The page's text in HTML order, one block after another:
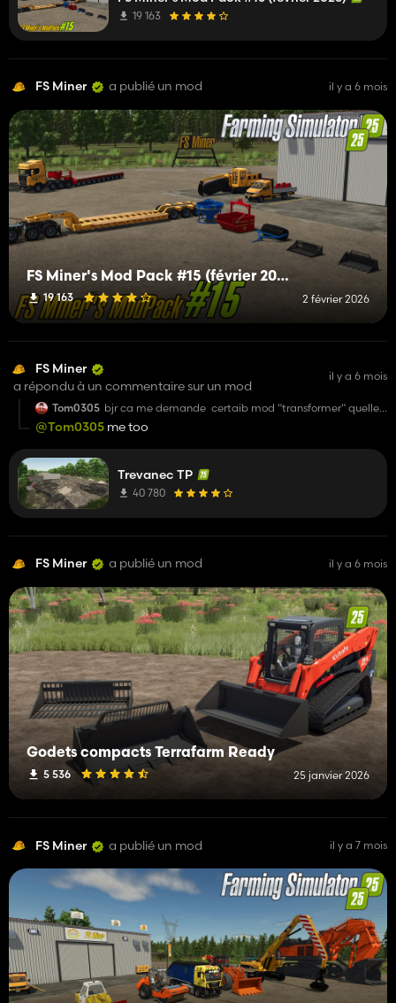
19 163
FS Miner a publié un mod il y a 6 mois
FS Miner's Mod Pack #15 (février 2026)
19 163 2 février 2026
FS Miner
a répondu à un commentaire sur un mod
il y a 6 mois
Tom0305 bjr ca me demande certaib mod "transformer" quelle
est ce mod sv
@Tom0305 me too
Trevanec TP
40 780
FS Miner a publié un mod il y a 6 mois
Godets compacts Terrafarm Ready
5 536 25 janvier 2026
FS Miner a publié un mod il y a 7 mois